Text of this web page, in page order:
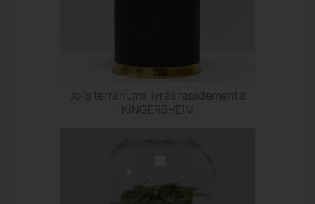
Jolis terrariums livrés rapidement à
KINGERSHEIM